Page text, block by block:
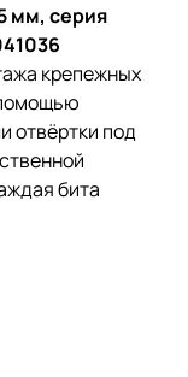
мм, серия
крепежных
отвёртки под
бита